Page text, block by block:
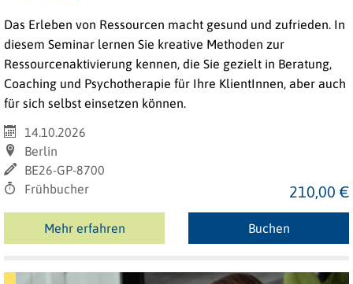
Das Erleben von Ressourcen macht gesund und zufrieden. In
diesem Seminar lernen Sie kreative Methoden zur
Ressourcenaktivierung kennen, die Sie gezielt in Beratung,
Coaching und Psychotherapie für Ihre KlientInnen, aber auch
für sich selbst einsetzen können.
14.10.2026
Berlin
BE26-GP-8700
Frühbucher
210,00 €
Mehr erfahren Buchen